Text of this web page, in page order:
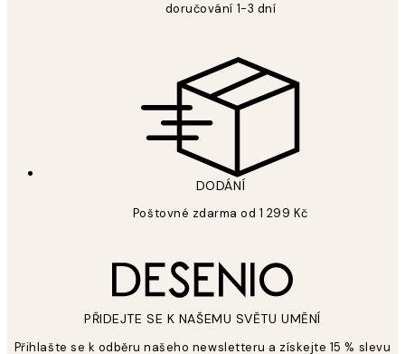
doručování 1-3 dní
DODÁNÍ
Poštovné zdarma od 1 299 Kč
PŘIDEJTE SE K NAŠEMU SVĚTU UMĚNÍ
Přihlašte se k odběru našeho newsletteru a získejte 15 % slevu